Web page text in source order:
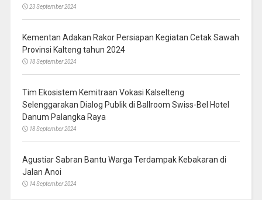
23 September 2024
Kementan Adakan Rakor Persiapan Kegiatan Cetak Sawah
Provinsi Kalteng tahun 2024
18 September 2024
Tim Ekosistem Kemitraan Vokasi Kalselteng
Selenggarakan Dialog Publik di Ballroom Swiss-Bel Hotel
Danum Palangka Raya
18 September 2024
Agustiar Sabran Bantu Warga Terdampak Kebakaran di
Jalan Anoi
14 September 2024